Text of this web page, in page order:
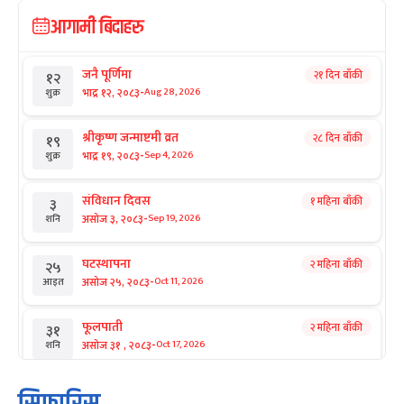
आगामी बिदाहरु
१२
शुक्र
जनै पूर्णिमा
भाद्र १२, २०८३-Aug 28, 2026
२१ दिन बाँकी
१९
शुक्र
श्रीकृष्ण जन्माष्टमी व्रत
भाद्र १९, २०८३-Sep 4, 2026
२८ दिन बाँकी
३
शनि
संविधान दिवस
असोज ३, २०८३-Sep 19, 2026
१ महिना बाँकी
२५
आइत
घटस्थापना
असोज २५, २०८३-Oct 11, 2026
२ महिना बाँकी
३१
शनि
फूलपाती
असोज ३१ , २०८३-Oct 17, 2026
२ महिना बाँकी
१ कार्तिक सङ्क्रान्ति